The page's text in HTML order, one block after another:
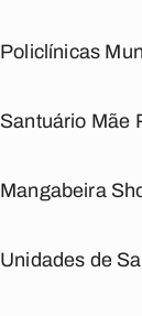
Policlínicas
Santuário Mãe
Mangabeira
Unidades de